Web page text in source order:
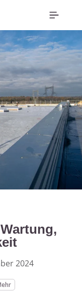
2024